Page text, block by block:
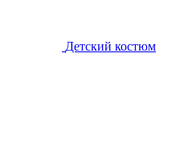
Детский костюм